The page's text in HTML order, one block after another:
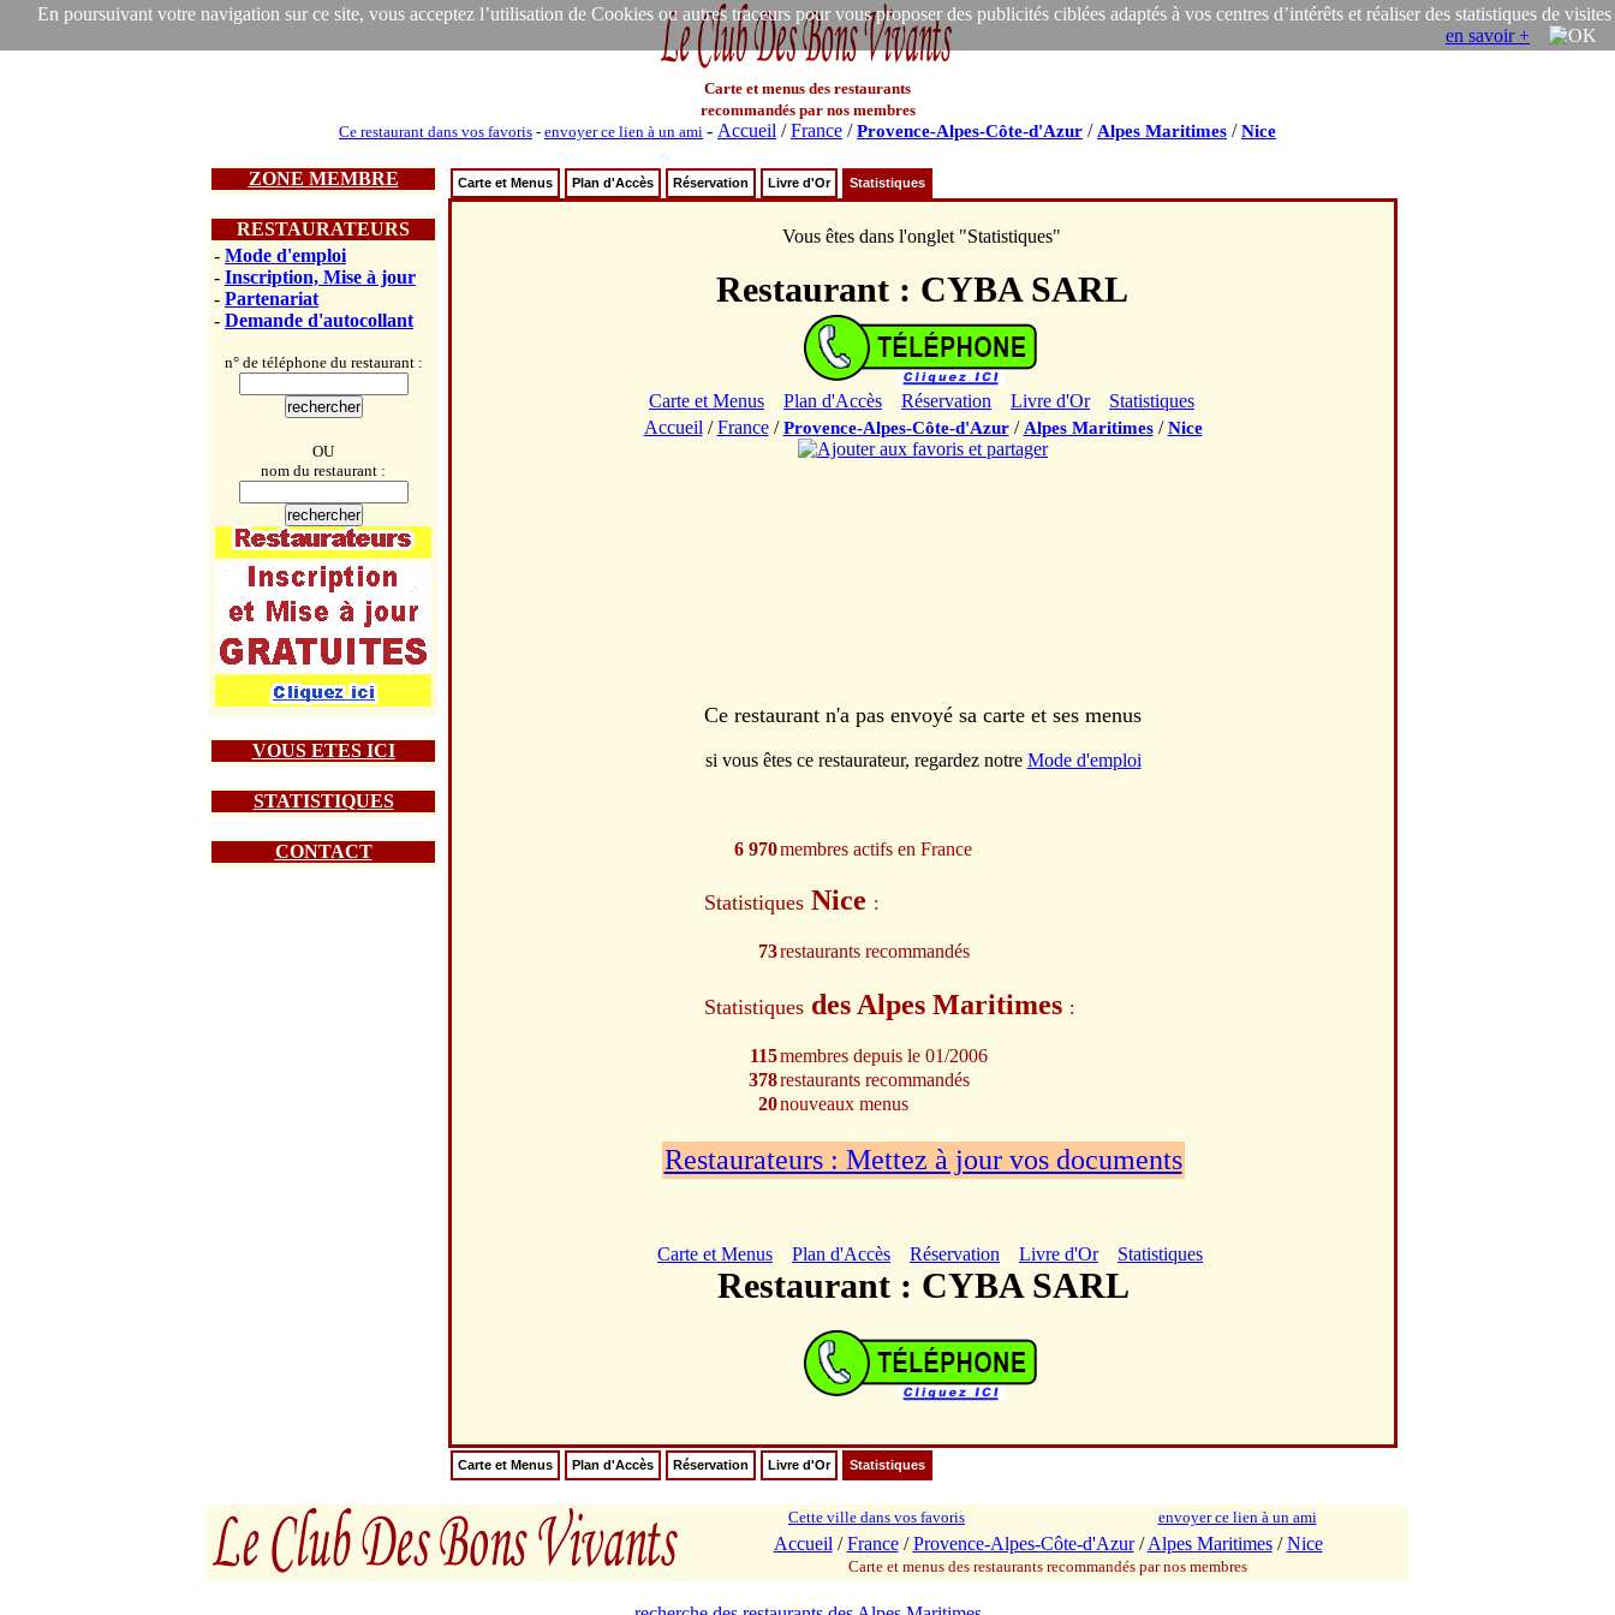
En poursuivant votre navigation sur ce site, vous acceptez l’utilisation de Cookies ou autres traceurs pour vous proposer des publicités ciblées adaptés à vos centres d’intérêts et réaliser des statistiques de visites
en savoir +
Carte et menus des restaurants
recommandés par nos membres
Ce restaurant dans vos favoris - envoyer ce lien à un ami - Accueil /France /Provence-Alpes-Côte-d'Azur / Alpes Maritimes /Nice
ZONE MEMBRE
RESTAURATEURS
- Mode d'emploi
- Inscription, Mise à jour
- Partenariat
- Demande d'autocollant
n° de téléphone du restaurant :
OU
nom du restaurant :
VOUS ETES ICI
STATISTIQUES
CONTACT
Carte et Menus Plan d'Accès Réservation Livre d'Or Statistiques
Vous êtes dans l'onglet "Statistiques"
Restaurant : CYBA SARL
Carte et Menus Plan d'Accès Réservation Livre d'Or
Statistiques
Accueil /France/Provence-Alpes-Côte-d'Azur/ Alpes Maritimes/Nice
Ce restaurant n'a pas envoyé sa carte et ses menus
si vous êtes ce restaurateur, regardez notre Mode d'emploi
6 970membres actifs en France
Statistiques Nice :
73restaurants recommandés
Statistiques des Alpes Maritimes :
115membres depuis le 01/2006
378restaurants recommandés
20nouveaux menus
Restaurateurs : Mettez à jour vos documents
Carte et Menus Plan d'Accès Réservation Livre d'Or Statistiques
Restaurant : CYBA SARL
Carte et Menus Plan d'Accès Réservation Livre d'Or Statistiques
Cette ville dans vos favoris envoyer ce lien à un ami
Accueil /France/Provence-Alpes-Côte-d'Azur/Alpes Maritimes/Nice
Carte et menus des restaurants recommandés par nos membres